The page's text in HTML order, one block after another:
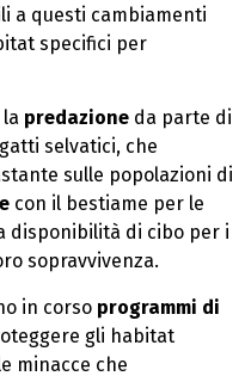
a questi cambiamenti
specifici per
la predazione da parte di
selvatici, che
sulle popolazioni di
con il bestiame per le
disponibilità di cibo per i
sopravvivenza.
in corso programmi di
gli habitat
minacce che